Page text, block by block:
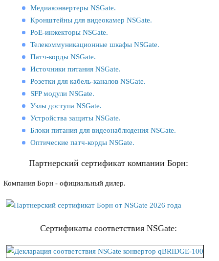
Медиаконвертеры NSGate.
Кронштейны для видеокамер NSGate.
PoE-инжекторы NSGate.
Телекоммуникационные шкафы NSGate.
Патч-корды NSGate.
Источники питания NSGate.
Розетки для кабель-каналов NSGate.
SFP модули NSGate.
Узлы доступа NSGate.
Устройства защиты NSGate.
Блоки питания для видеонаблюдения NSGate.
Оптические патч-корды NSGate.
Партнерский сертификат компании Борн:
Компания Борн - официальный дилер.
Сертификаты соответствия NSGate: